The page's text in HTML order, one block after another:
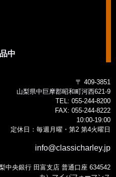
中
〒 409-3851
山梨県中巨摩郡昭和町河西621-9
TEL: 055-244-8200
FAX: 055-244-8222
10:00-19:00
定休日：毎週月曜・第2 第4火曜日
info@classicharley.jp
中央銀行 田富支店 普通口座 634542